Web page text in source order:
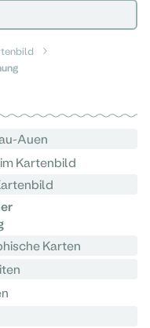
Auen
Kartenbild
Karten